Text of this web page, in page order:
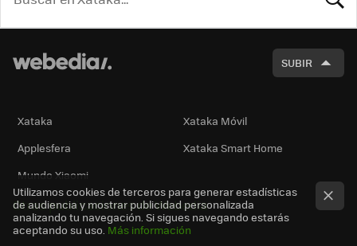
SUBIR
Xataka
Xataka Móvil
Applesfera
Xataka Smart Home
Mundo Xiaomi
Otras publicaciones de Webedia
Utilizamos cookies de terceros para generar estadísticas
de audiencia y mostrar publicidad personalizada
analizando tu navegación. Si sigues navegando estarás
aceptando su uso. Más información